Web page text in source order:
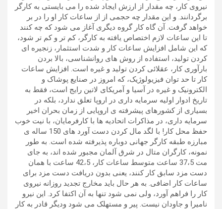
نیروی کار، چه مقدار از ارزش ایجاد شده را می بایستی به کارگر
برگردانند. و این مقدار چه حجمی از از ساعات کار او را در بر
خواهد گرفت. آن گاه کار گروه دیگری آغاز می شود که چه کنند
تا این ساعات لازم اختصاص یافته به کارگر، کم تر و کم تر شود،
که این شامل افزایش ساعات کار و شدت استثمار، زنجیره ای
کردن تولید، استفاده از روش های روانشناسی، بالا بردن
بارآوری کار، عقلائی کردن تولید و غیره است. افزایش ساعات
کار تا حد توان فیزیولوژیک، که امروز در صنایع پوشاک و
الکترونیک و غیره در آسیا و آمریکای لاتین رایج است، فقط به
تاریخ ادوار اولیه سرمایه داری در اروپا تعلق ندارد، بلکه در
بسیاری از کشورهای پیشرفته ی اروپایی از زمان بحران اخیر
سرمایه داری، در مذاکرات اتحادیه ها با کارفرمایان، با نیت خوب
حفظ محل کار! با لگد مال کردن دست آورد های 150 ساله ی
مبارزه طبقه کارگر جهانی دوباره پذیرفته شده است. به طور
نمونه، کارگران متال در شرق آلمان مجبور شده اند، به جای
مت 37،5 ساعت متوسط ساعات کار، 42،5 ساعت با همان
دست مزد سابق کار کنند، یعنی بدون دریافت دست مزد برای
ساعات کار اضافی. به هر حال باید مخارج تجدید روزانه نیروی
کار را فراهم آورد، ولی نمی شود تنها به آن اکتفا کرد. این نیرو
نامیرا و جاودان نیست. پیر و مستهلک می شود ودیگر قادر به کار